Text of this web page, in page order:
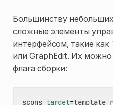
Большинству
сложные элементы
интерфейсом, такие
или GraphEdit. Их
флага сборки:
scons target=